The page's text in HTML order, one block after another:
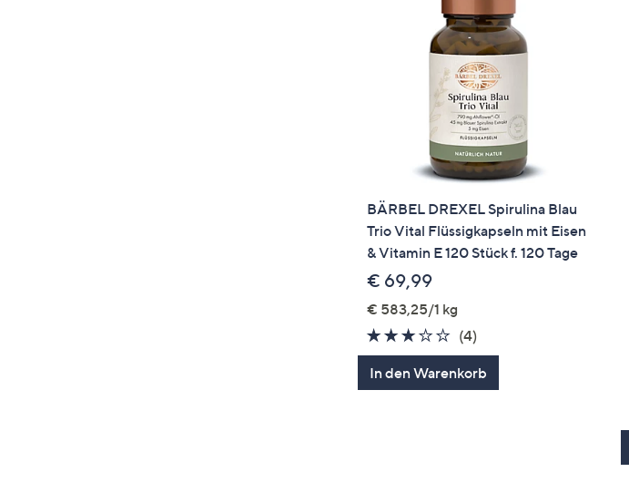
BÄRBEL DREXEL Spirulina Blau
Trio Vital Flüssigkapseln mit Eisen
& Vitamin E 120 Stück f. 120 Tage
€ 69,99
€ 583,25/1 kg
3.0
von
5
(4)4
Bewertungen
In den Warenkorb